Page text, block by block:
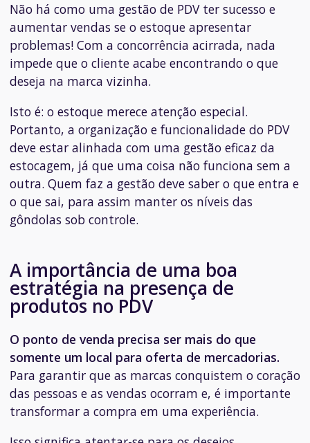
Não há como uma gestão de PDV ter sucesso e
aumentar vendas se o estoque apresentar
problemas! Com a concorrência acirrada, nada
impede que o cliente acabe encontrando o que
deseja na marca vizinha.
Isto é: o estoque merece atenção especial.
Portanto, a organização e funcionalidade do PDV
deve estar alinhada com uma gestão eficaz da
estocagem, já que uma coisa não funciona sem a
outra. Quem faz a gestão deve saber o que entra e
o que sai, para assim manter os níveis das
gôndolas sob controle.
A importância de uma boa
estratégia na presença de
produtos no PDV
O ponto de venda precisa ser mais do que
somente um local para oferta de mercadorias.
Para garantir que as marcas conquistem o coração
das pessoas e as vendas ocorram e, é importante
transformar a compra em uma experiência.